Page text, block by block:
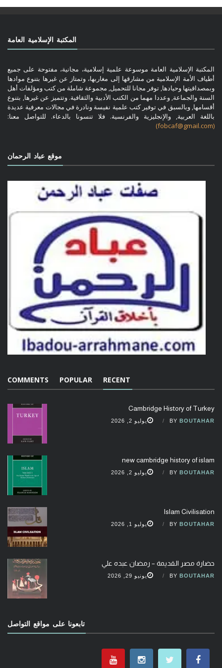
المكتبة الإسلامية العامة
المكتبة الإسلامية العامة موسوعة علمية إسلامية، مجانية، مفتوحة على جميع
أطياف الأمة الإسلامية من مشارقها إلى مغاربها، وتمتاز عن غيرها بتنوع موادها
وبمصداقيتها وحيادها, توفر مجانا للتحميل, مجموعة شاملة من كتب ومؤلفات أهل
السنة والجماعة, وعددا مهما من الكتب الأدبية والثقافية. وتتميز عن غيرها, بتنوع
أقسامها, وبالسبق في توفير كتب علمية نفيسة ونادرة في مجالات معرفية عديدة
باللغة العربية, والإنجليزية والفرنسية. فلا تنسونا بالدعاء. للتواصل معنا:
(fobcaf@gmail.com)
موقع عباد الرحمان
RECENT
POPULAR
COMMENTS
Cambridge History of Turkey
BY BOUTAHAR يوليو 2, 2026
new cambridge history of islam
BY BOUTAHAR يوليو 2, 2026
Islam Civilisation
BY BOUTAHAR يوليو 1, 2026
حضارة مصر القديمة – رمضان عبده علي
BY BOUTAHAR يونيو 29, 2026
تابعونا على مواقع التواصل